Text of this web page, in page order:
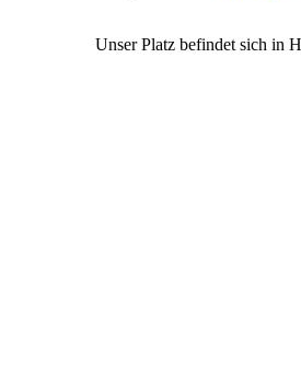
Unser Platz befindet sich in